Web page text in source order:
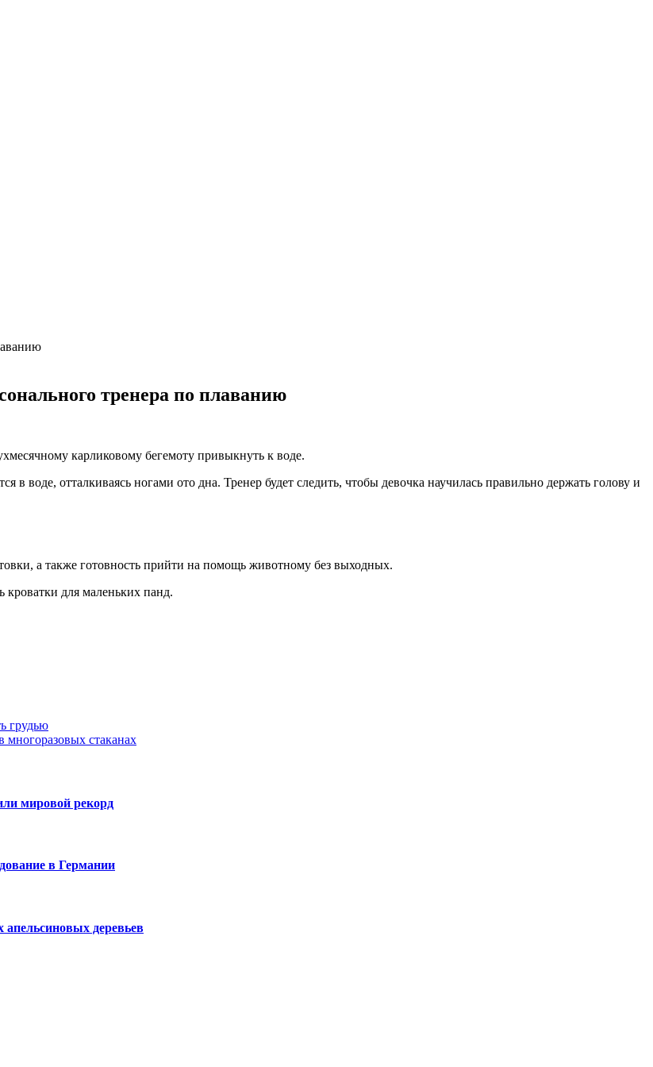
тренера по плаванию
карликовому бегемоту привыкнуть к воде.
воде, отталкиваясь ногами ото дна. Тренер будет следить, чтобы девочка научилась правильно держать голову и
а также готовность прийти на помощь животному без выходных.
кроватки для маленьких панд.
грудью
многоразовых стаканах
мировой рекорд
в Германии
апельсиновых деревьев